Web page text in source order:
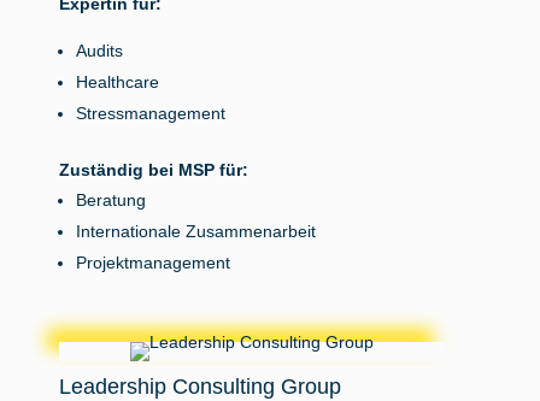
Audits
Healthcare
Stressmanagement
Zuständig bei MSP für:
Beratung
Internationale Zusammenarbeit
Projektmanagement
Leadership Consulting Group